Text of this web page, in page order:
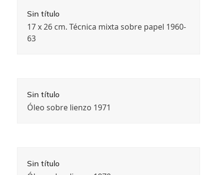
Sin título
17 x 26 cm. Técnica mixta sobre papel 1960-
63
Sin título
Óleo sobre lienzo 1971
Sin título